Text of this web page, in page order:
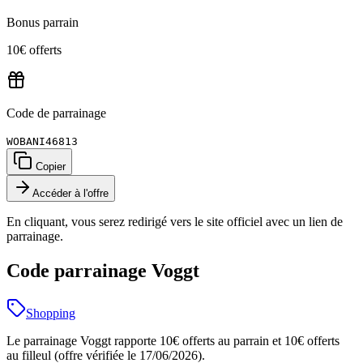
Bonus parrain
10€ offerts
Code de parrainage
WOBANI46813
Copier
Accéder à l'offre
En cliquant, vous serez redirigé vers le site officiel avec un lien de
parrainage.
Code parrainage Voggt
Shopping
Le parrainage Voggt rapporte 10€ offerts au parrain et 10€ offerts
au filleul (offre vérifiée le 17/06/2026).